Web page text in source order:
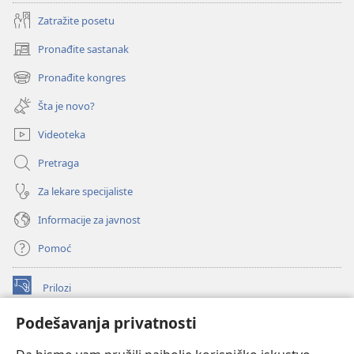
Podešavanja privatnosti
Zatražite posetu
Pronađite sastanak
(otvara
novi
prozor)
Pronađite kongres
(otvara
novi
prozor)
Šta je novo?
Videoteka
Pretraga
Za lekare specijaliste
Informacije za javnost
Pomoć
Prilozi
(otvara
prozor)ONLAJN BIBLIOTEKA Watchtower